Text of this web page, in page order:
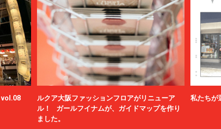
vol.08
ルクア大阪ファッションフロアがリニューア
ル！ ガールフイナムが、ガイドマップを作り
ました。
私たちが